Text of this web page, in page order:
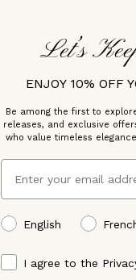
Let’s
ENJOY 10% OFF
Be among the first to
releases, and exclusive
who value timeless
Email
preffered language
English
By signing up, you
I agree to the